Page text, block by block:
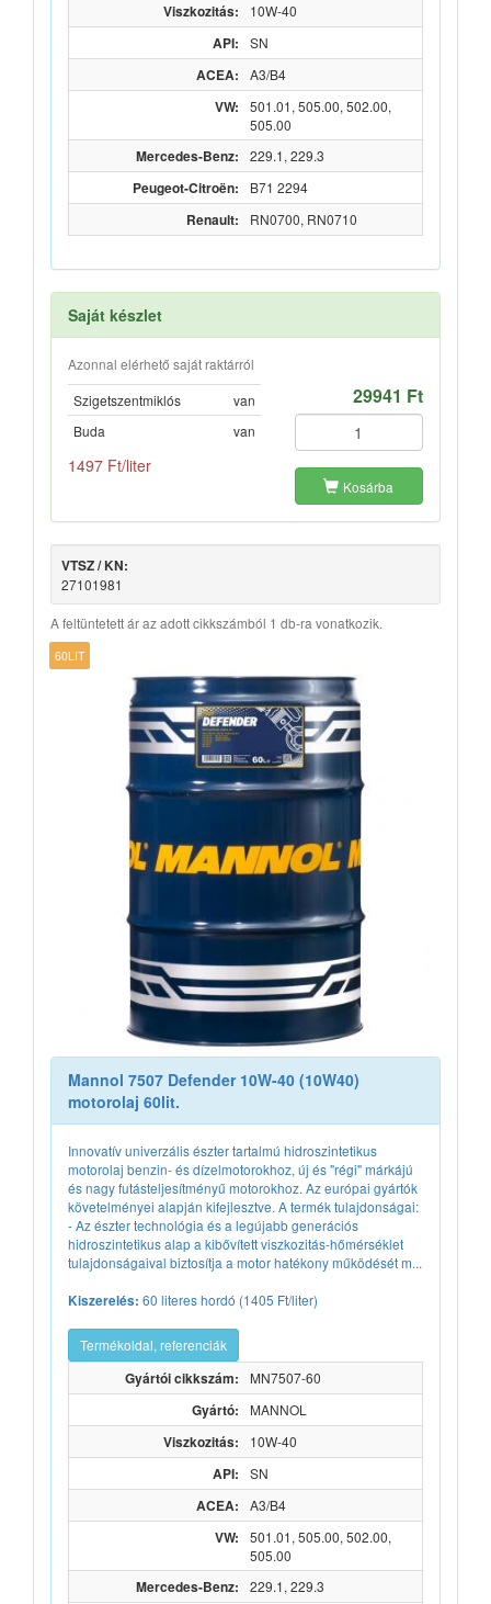
Viszkozitás: 10W-40
API: SN
ACEA: A3/B4
VW:
501.01, 505.00, 502.00,
505.00
Mercedes-Benz: 229.1, 229.3
Peugeot-Citroën: B71 2294
Renault: RN0700, RN0710
Saját készlet
Azonnal elérhető saját raktárról
Szigetszentmiklós
van
Buda
van
1497 Ft/liter
29941 Ft
Kosárba
VTSZ / KN:
27101981
A feltüntetett ár az adott cikkszámból 1 db-ra vonatkozik.
60LIT
Mannol 7507 Defender 10W-40 (10W40)
motorolaj 60lit.
Innovatív univerzális észter tartalmú hidroszintetikus
motorolaj benzin- és dízelmotorokhoz, új és "régi" márkájú
és nagy futásteljesítményű motorokhoz. Az európai gyártók
követelményei alapján kifejlesztve. A termék tulajdonságai:
- Az észter technológia és a legújabb generációs
hidroszintetikus alap a kibővített viszkozitás-hőmérséklet
tulajdonságaival biztosítja a motor hatékony működését m...
Kiszerelés: 60 literes hordó (1405 Ft/liter)
Termékoldal, referenciák
Gyártói cikkszám: MN7507-60
Gyártó: MANNOL
Viszkozitás: 10W-40
API: SN
ACEA: A3/B4
VW:
501.01, 505.00, 502.00,
505.00
Mercedes-Benz: 229.1, 229.3